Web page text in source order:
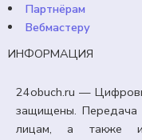
Партнёрам
Вебмастеру
ИНФОРМАЦИЯ
24obuch.ru —
защищены. Передача
лицам, а также